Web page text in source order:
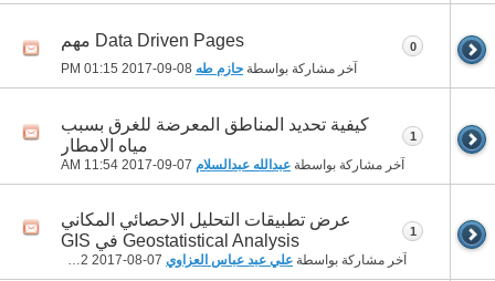
Data Driven Pages مهم
آخر مشاركة بواسطة حازم طه 01:15 PM
0
كيفية تحديد المناطق المعرضة للغرق بسبب
مياه الامطار
آخر مشاركة بواسطة عبدالله عبدالسلام 11:54 AM
1
عرض تطبيقات التحليل الاحصائي المكاني
Geostatistical Analysis في GIS
آخر مشاركة بواسطة علي عبد عباس العزاوي 03:12 PM
1